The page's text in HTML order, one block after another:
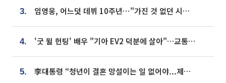
3. 임영웅, 어느덧 데뷔 10주년⋯"가진 것 없던 시절, 내 앞엔 20명의 팬뿐"
4. '굿 윌 헌팅' 배우 "기아 EV2 덕분에 살아"…교통사고 후 안전성 극찬
5. 李대통령 “청년이 결혼 망설이는 일 없어야...제도상 불이익 조사”